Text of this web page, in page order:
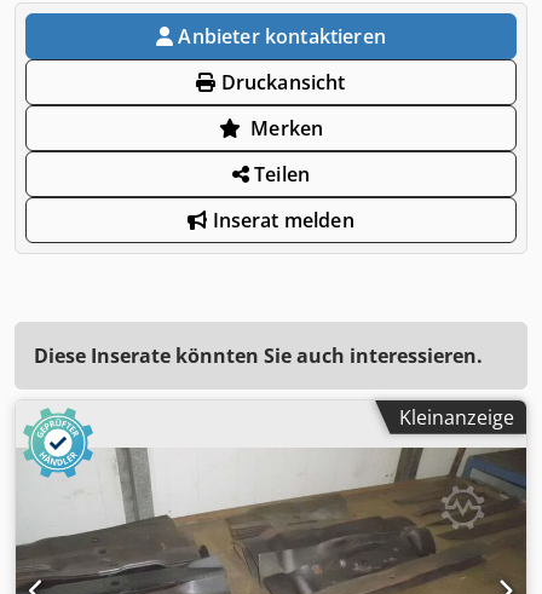
Anbieter kontaktieren
Druckansicht
Merken
Teilen
Inserat melden
Diese Inserate könnten Sie auch interessieren.
Kleinanzeige